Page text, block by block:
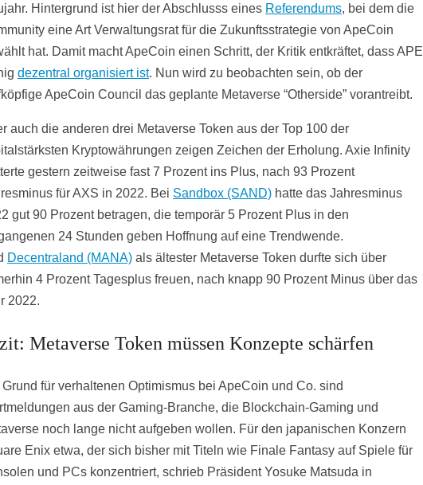
Hintergrund ist hier der Abschlusss eines Referendums, bei dem die
eine Art Verwaltungsrat für die Zukunftsstrategie von ApeCoin
hat. Damit macht ApeCoin einen Schritt, der Kritik entkräftet, dass APE
dezentral organisiert ist. Nun wird zu beobachten sein, ob der
ApeCoin Council das geplante Metaverse “Otherside” vorantreibt.
auch die anderen drei Metaverse Token aus der Top 100 der
Kryptowährungen zeigen Zeichen der Erholung. Axie Infinity
gestern zeitweise fast 7 Prozent ins Plus, nach 93 Prozent
für AXS in 2022. Bei Sandbox (SAND) hatte das Jahresminus
gut 90 Prozent betragen, die temporär 5 Prozent Plus in den
24 Stunden geben Hoffnung auf eine Trendwende.
Decentraland (MANA) als ältester Metaverse Token durfte sich über
4 Prozent Tagesplus freuen, nach knapp 90 Prozent Minus über das
2022.
Metaverse Token müssen Konzepte schärfen
Grund für verhaltenen Optimismus bei ApeCoin und Co. sind
aus der Gaming-Branche, die Blockchain-Gaming und
noch lange nicht aufgeben wollen. Für den japanischen Konzern
Enix etwa, der sich bisher mit Titeln wie Finale Fantasy auf Spiele für
und PCs konzentriert, schrieb Präsident Yosuke Matsuda in